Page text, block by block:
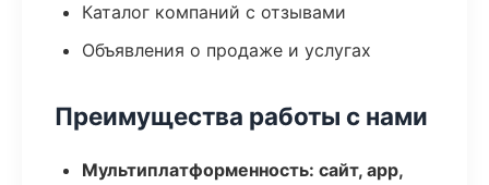
Каталог компаний с отзывами
Объявления о продаже и услугах
Преимущества работы с нами
Мультиплатформенность: сайт, app,